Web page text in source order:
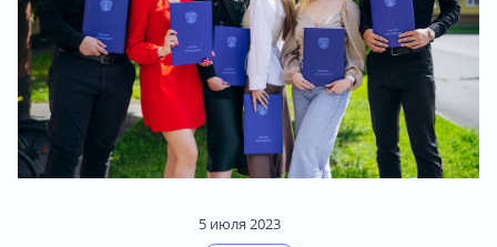
5 июля 2023